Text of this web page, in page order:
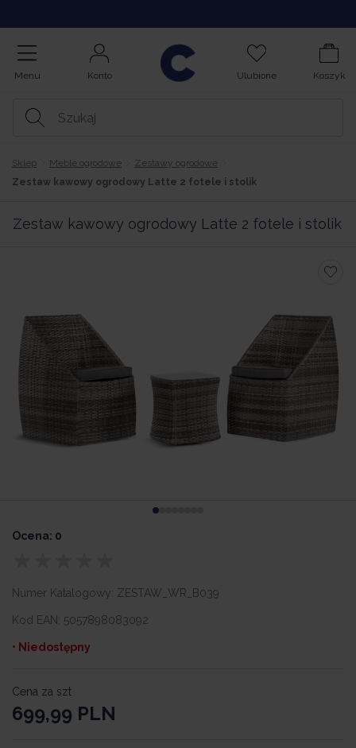
Menu Konto Ulubione Koszyk
Sklep Meble ogrodowe
Zestawy ogrodowe
Zestaw kawowy ogrodowy Latte 2 fotele i stolik
Zestaw kawowy ogrodowy Latte 2 fotele i stolik
Ocena: 0
Numer Katalogowy: ZESTAW_WR_B039
Kod EAN: 5057898083092
• Niedostępny
Cena za szt
699,99 PLN